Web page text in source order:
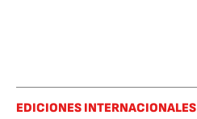
EDICIONES INTERNACIONALES